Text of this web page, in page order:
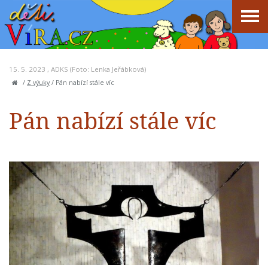
15. 5. 2023 , ADKS (Foto: Lenka Jeřábková)
/ Z výuky/ Pán nabízí stále víc
Pán nabízí stále víc